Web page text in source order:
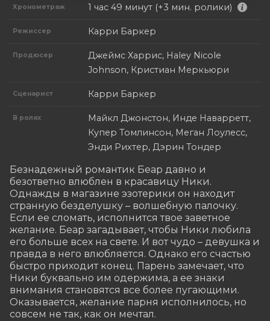
Хронометраж 1 час 49 минут (+3 мин. ролики)
Режиссер Карри Баркер
Продюсер
Джеймс Харрис, Haley Nicole
Johnson, Кристиан Меркьюри
Сценарист Карри Баркер
В ролях
Майкл Джонстон, Инде Наварретт,
Купер Томлинсон, Меган Лоулесс,
Энди Рихтер, Дэрин Тондер
Безнадежный романтик Беар давно и
безответно влюблен в красавицу Ники.
Однажды в магазине эзотерики он находит
странную безделушку – волшебную палочку.
Если ее сломать, исполнится твое заветное
желание. Беар загадывает, чтобы Ники любила
его больше всех на свете. И вот чудо – девушка и
правда в него влюбляется. Однако его счастью
быстро приходит конец. Парень замечает, что
Ники буквально им одержима, а ее знаки
внимания становятся все более пугающими.
Оказывается, желание парня исполнилось, но
совсем не так, как он мечтал.